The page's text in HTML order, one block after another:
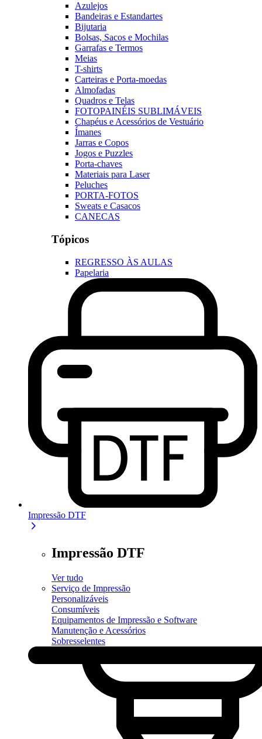
Azulejos
Bandeiras e Estandartes
Bijutaria
Bolsas, Sacos e Mochilas
Garrafas e Termos
Meias
T-shirts
Carteiras e Porta-moedas
Almofadas
Quadros e Telas
FOTOPAINÉIS SUBLIMÁVEIS
Chapéus e Acessórios de Vestuário
Ímanes
Jarras e Copos
Jogos e Puzzles
Porta-chaves
Materiais para Laser
Peluches
PORTA-FOTOS
Sweats e Casacos
CANECAS
Tópicos
REGRESSO ÀS AULAS
Papelaria
Impressão DTF
Impressão DTF
Ver tudo
Serviço de Impressão
Personalizáveis
Consumíveis
Equipamentos de Impressão e Software
Manutenção e Acessórios
Sobresselentes